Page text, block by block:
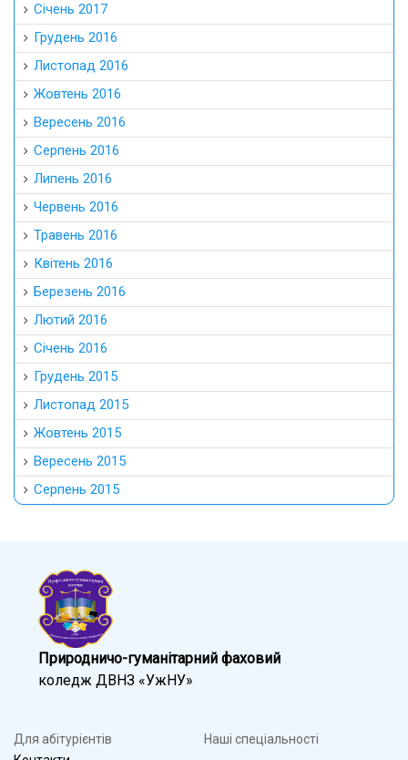
Січень 2017
Грудень 2016
Листопад 2016
Жовтень 2016
Вересень 2016
Серпень 2016
Липень 2016
Червень 2016
Травень 2016
Квітень 2016
Березень 2016
Лютий 2016
Січень 2016
Грудень 2015
Листопад 2015
Жовтень 2015
Вересень 2015
Серпень 2015
Природничо-гуманітарний фаховий
коледж ДВНЗ «УжНУ»
Для абітурієнтів
Наші спеціальності